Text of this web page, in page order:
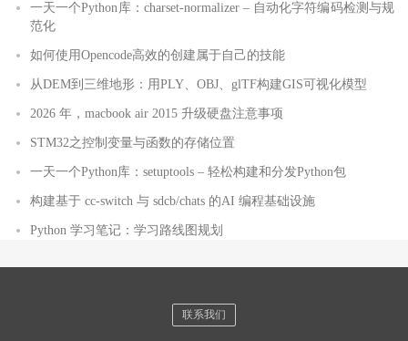
一天一个Python库：charset-normalizer – 自动化字符编码检测与规
范化
如何使用Opencode高效的创建属于自己的技能
从DEM到三维地形：用PLY、OBJ、glTF构建GIS可视化模型
2026 年，macbook air 2015 升级硬盘注意事项
STM32之控制变量与函数的存储位置
一天一个Python库：setuptools – 轻松构建和分发Python包
构建基于 cc-switch 与 sdcb/chats 的AI 编程基础设施
Python 学习笔记：学习路线图规划
联系我们